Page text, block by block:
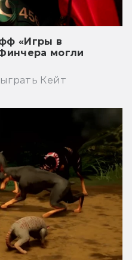
«Игры в
могли
Кейт